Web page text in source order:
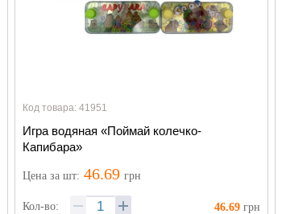
Код товара: 41951
Игра водяная «Поймай колечко-
Капибара»
Ценаза шт: 46.69 грн
Кол-во: 46.69 грн